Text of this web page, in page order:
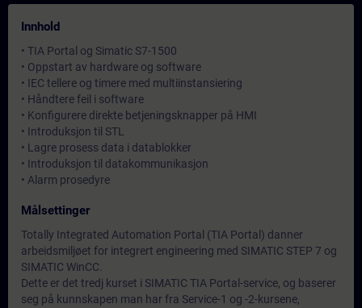
Innhold
• TIA Portal og Simatic S7-1500
• Oppstart av hardware og software
• IEC tellere og timere med multiinstansiering
• Håndtere feil i software
• Konfigurere direkte betjeningsknapper på HMI
• Introduksjon til STL
• Lagre prosess data i datablokker
• Introduksjon til datakommunikasjon
• Alarm prosedyre
Målsettinger
Totally Integrated Automation Portal (TIA Portal) danner
arbeidsmiljøet for integrert engineering med SIMATIC STEP 7 og
SIMATIC WinCC.
Dette er det tredj kurset i SIMATIC TIA Portal-service, og baserer
seg på kunnskapen man har fra Service-1 og -2-kursene,